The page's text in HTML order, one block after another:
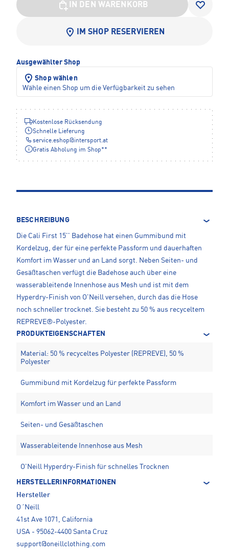
IN DEN WARENKORB
IM SHOP RESERVIEREN
Ausgewählter Shop
Shop wählen
Wähle einen Shop um die Verfügbarkeit zu sehen
Kostenlose Rücksendung
Schnelle Lieferung
service.eshop@intersport.at
Gratis Abholung im Shop**
BESCHREIBUNG
Die Cali First 15'' Badehose hat einen Gummibund mit
Kordelzug, der für eine perfekte Passform und dauerhaften
Komfort im Wasser und an Land sorgt. Neben Seiten- und
Gesäßtaschen verfügt die Badehose auch über eine
wasserableitende Innenhose aus Mesh und ist mit dem
Hyperdry-Finish von O'Neill versehen, durch das die Hose
noch schneller trocknet. Sie besteht zu 50 % aus recyceltem
REPREVE®-Polyester.
PRODUKTEIGENSCHAFTEN
Material: 50 % recyceltes Polyester (REPREVE), 50 %
Polyester
Gummibund mit Kordelzug für perfekte Passform
Komfort im Wasser und an Land
Seiten- und Gesäßtaschen
Wasserableitende Innenhose aus Mesh
O'Neill Hyperdry-Finish für schnelles Trocknen
HERSTELLERINFORMATIONEN
Hersteller
O´Neill
41st Ave 1071, California
USA - 95062-4400 Santa Cruz
support@oneillclothing.com